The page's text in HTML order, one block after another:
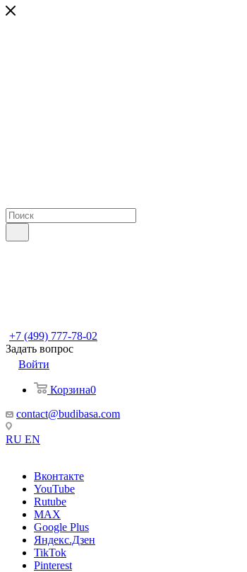
+7 (499) 777-78-02
Задать вопрос
Войти
Корзина0
contact@budibasa.com
RU EN
Вконтакте
YouTube
Rutube
MAX
Google Plus
Яндекс.Дзен
TikTok
Pinterest